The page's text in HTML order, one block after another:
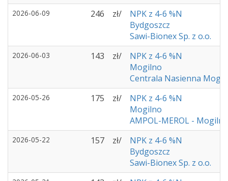
2026-06-09 246 zł/
NPK z 4-6 %N
Bydgoszcz
Sawi-Bionex Sp. z o.o.
2026-06-03 143 zł/
NPK z 4-6 %N
Mogilno
Centrala Nasienna
2026-05-26 175 zł/
NPK z 4-6 %N
Mogilno
AMPOL-MEROL - Mogilno
2026-05-22 157 zł/
NPK z 4-6 %N
Bydgoszcz
Sawi-Bionex Sp. z o.o.